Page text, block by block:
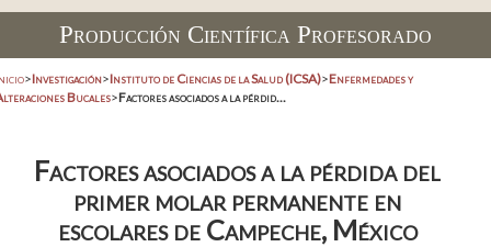
Producción Científica Profesorado
>Investigación>Instituto de Ciencias de la Salud (ICSA)>Enfermedades y
Bucales>Factores asociados a la pérdid...
Factores asociados a la pérdida del
primer molar permanente en
escolares de Campeche, México